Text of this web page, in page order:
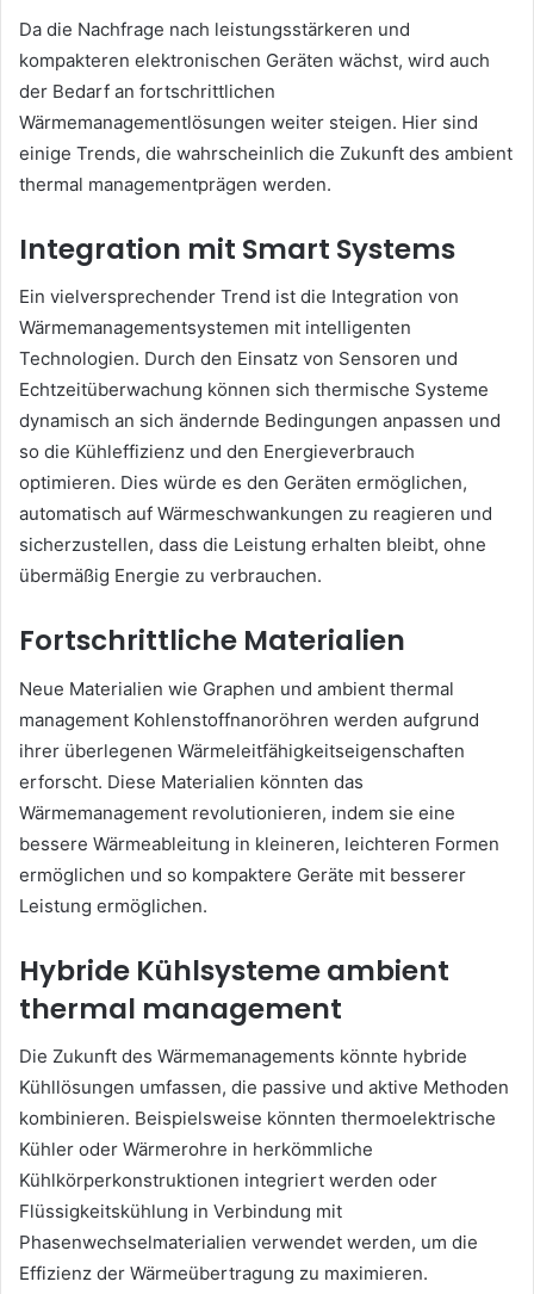
Da die Nachfrage nach leistungsstärkeren und
kompakteren elektronischen Geräten wächst, wird auch
der Bedarf an fortschrittlichen
Wärmemanagementlösungen weiter steigen. Hier sind
einige Trends, die wahrscheinlich die Zukunft des ambient
thermal managementprägen werden.
Integration mit Smart Systems
Ein vielversprechender Trend ist die Integration von
Wärmemanagementsystemen mit intelligenten
Technologien. Durch den Einsatz von Sensoren und
Echtzeitüberwachung können sich thermische Systeme
dynamisch an sich ändernde Bedingungen anpassen und
so die Kühleffizienz und den Energieverbrauch
optimieren. Dies würde es den Geräten ermöglichen,
automatisch auf Wärmeschwankungen zu reagieren und
sicherzustellen, dass die Leistung erhalten bleibt, ohne
übermäßig Energie zu verbrauchen.
Fortschrittliche Materialien
Neue Materialien wie Graphen und ambient thermal
management Kohlenstoffnanoröhren werden aufgrund
ihrer überlegenen Wärmeleitfähigkeitseigenschaften
erforscht. Diese Materialien könnten das
Wärmemanagement revolutionieren, indem sie eine
bessere Wärmeableitung in kleineren, leichteren Formen
ermöglichen und so kompaktere Geräte mit besserer
Leistung ermöglichen.
Hybride Kühlsystemeambient
thermal management
Die Zukunft des Wärmemanagements könnte hybride
Kühllösungen umfassen, die passive und aktive Methoden
kombinieren. Beispielsweise könnten thermoelektrische
Kühler oder Wärmerohre in herkömmliche
Kühlkörperkonstruktionen integriert werden oder
Flüssigkeitskühlung in Verbindung mit
Phasenwechselmaterialien verwendet werden, um die
Effizienz der Wärmeübertragung zu maximieren.